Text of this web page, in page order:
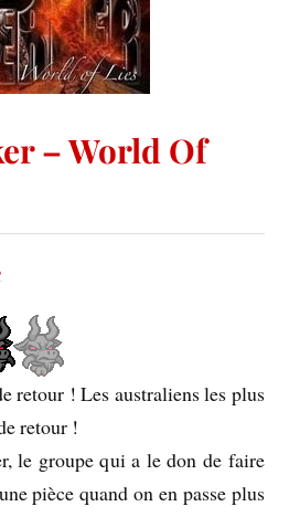
– World Of
retour ! Les australiens les plus
retour !
le groupe qui a le don de faire
pièce quand on en passe plus